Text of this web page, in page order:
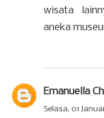
wisata
aneka
Emanuella
Selasa, 01